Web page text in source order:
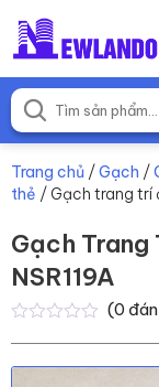
Trang chủ /Gạch /
thẻ / Gạch trang trí
Gạch
NSR119A
5
(0